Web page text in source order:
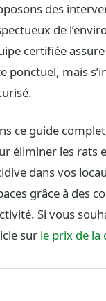
des
de
certifiée
ponctuel, mais
ce guide
éliminer les rats
dans vos
grâce à des
Si vous
sur le prix de la